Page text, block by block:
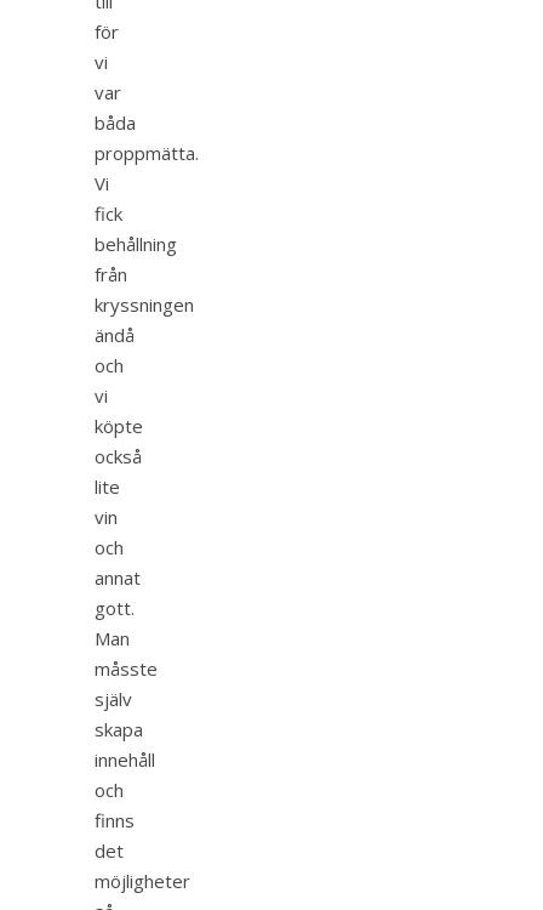
för
vi
var
båda
proppmätta.
Vi
fick
behållning
från
kryssningen
ändå
och
vi
köpte
också
lite
vin
och
annat
gott.
Man
måsste
själv
skapa
innehåll
och
finns
det
möjligheter